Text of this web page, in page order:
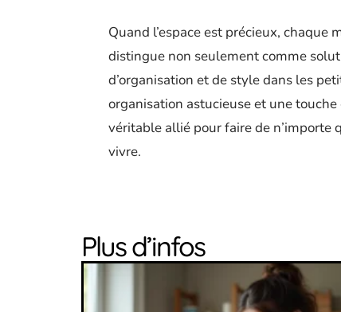
Quand l’espace est précieux,
distingue non seulement comme
d’organisation et de style dans les
organisation astucieuse et une
véritable allié pour faire de n’importe
vivre.
Plus d’infos